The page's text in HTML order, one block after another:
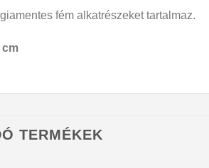
fém alkatrészeket tartalmaz.
cm
TERMÉKEK